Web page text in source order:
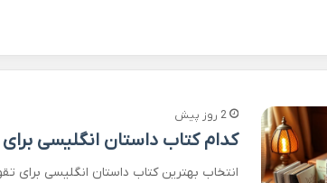
2 روز پیش
کدام کتاب داستان انگلیسی
انتخاب بهترین کتاب داستان انگلیسی برای